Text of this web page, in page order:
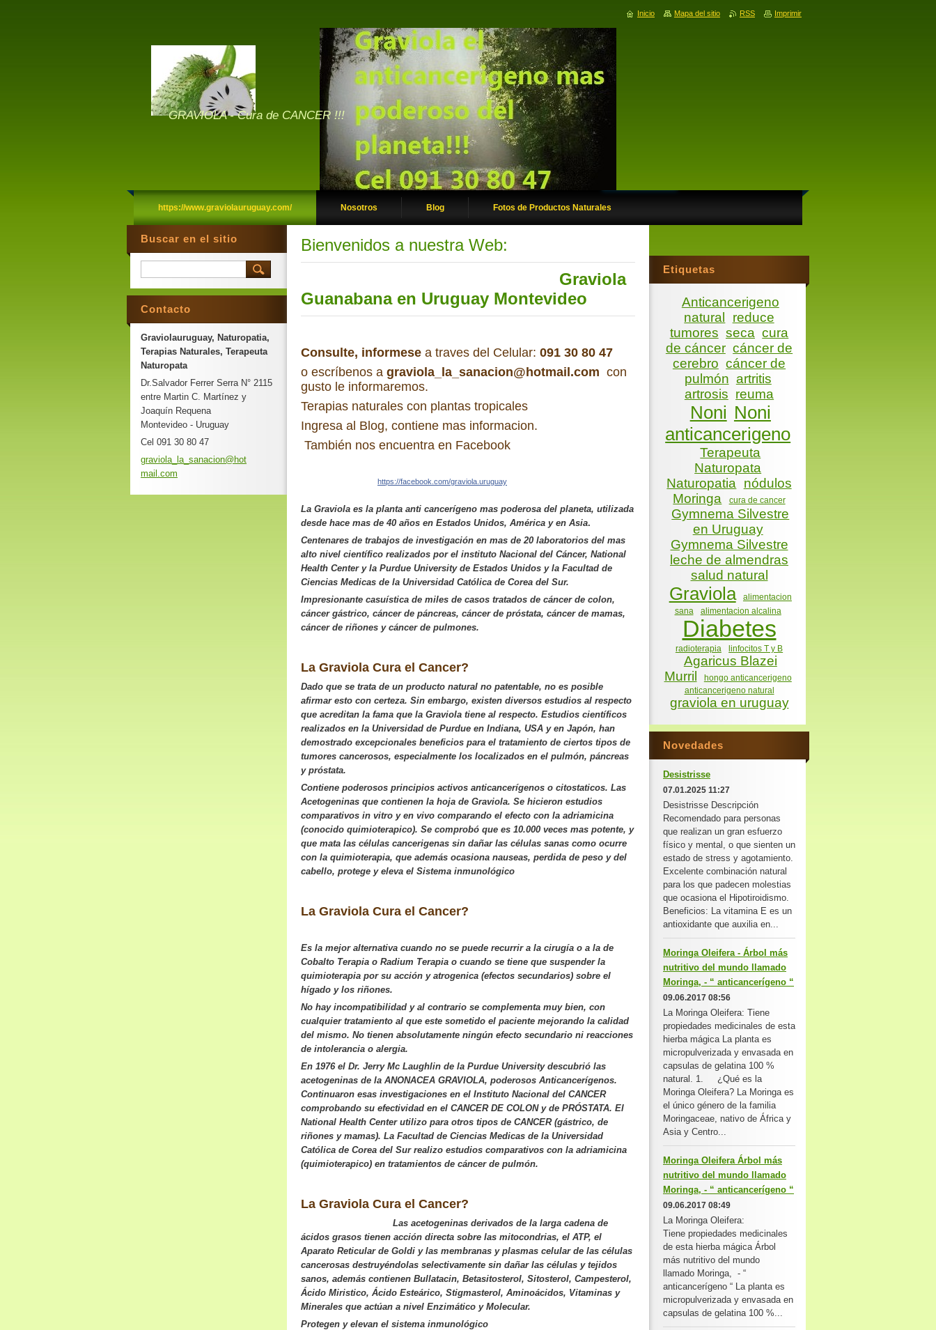
GRAVIOLA - Cura de CANCER !!!
https://www.graviolauruguay.com/ Nosotros Blog Fotos de Productos Naturales
Bienvenidos a nuestra Web:
Graviola
Guanabana en Uruguay Montevideo
Consulte, informese a traves del Celular: 091 30 80 47
o escríbenos a graviola_la_sanacion@hotmail.com con
gusto le informaremos.
Terapias naturales con plantas tropicales
Ingresa al Blog, contiene mas informacion.
También nos encuentra en Facebook
https://facebook.com/graviola.uruguay
La Graviola es la planta anti cancerígeno mas poderosa del planeta, utilizada
desde hace mas de 40 años en Estados Unidos, América y en Asia.
Centenares de trabajos de investigación en mas de 20 laboratorios del mas
alto nivel científico realizados por el instituto Nacional del Cáncer, National
Health Center y la Purdue University de Estados Unidos y la Facultad de
Ciencias Medicas de la Universidad Católica de Corea del Sur.
Impresionante casuística de miles de casos tratados de cáncer de colon,
cáncer gástrico, cáncer de páncreas, cáncer de próstata, cáncer de mamas,
cáncer de riñones y cáncer de pulmones.
La Graviola Cura el Cancer?
Dado que se trata de un producto natural no patentable, no es posible
afirmar esto con certeza. Sin embargo, existen diversos estudios al respecto
que acreditan la fama que la Graviola tiene al respecto. Estudios científicos
realizados en la Universidad de Purdue en Indiana, USA y en Japón, han
demostrado excepcionales beneficios para el tratamiento de ciertos tipos de
tumores cancerosos, especialmente los localizados en el pulmón, páncreas
y próstata.
Contiene poderosos principios activos anticancerígenos o citostaticos. Las
Acetogeninas que contienen la hoja de Graviola. Se hicieron estudios
comparativos in vitro y en vivo comparando el efecto con la adriamicina
(conocido quimioterapico). Se comprobó que es 10.000 veces mas potente, y
que mata las células cancerigenas sin dañar las células sanas como ocurre
con la quimioterapia, que además ocasiona nauseas, perdida de peso y del
cabello, protege y eleva el Sistema inmunológico
La Graviola Cura el Cancer?
Es la mejor alternativa cuando no se puede recurrir a la cirugía o a la de
Cobalto Terapia o Radium Terapia o cuando se tiene que suspender la
quimioterapia por su acción y atrogenica (efectos secundarios) sobre el
hígado y los riñones.
No hay incompatibilidad y al contrario se complementa muy bien, con
cualquier tratamiento al que este sometido el paciente mejorando la calidad
del mismo. No tienen absolutamente ningún efecto secundario ni reacciones
de intolerancia o alergia.
En 1976 el Dr. Jerry Mc Laughlin de la Purdue University descubrió las
acetogeninas de la ANONACEA GRAVIOLA, poderosos Anticancerígenos.
Continuaron esas investigaciones en el Instituto Nacional del CANCER
comprobando su efectividad en el CANCER DE COLON y de PRÓSTATA. El
National Health Center utilizo para otros tipos de CANCER (gástrico, de
riñones y mamas). La Facultad de Ciencias Medicas de la Universidad
Católica de Corea del Sur realizo estudios comparativos con la adriamicina
(quimioterapico) en tratamientos de cáncer de pulmón.
La Graviola Cura el Cancer?
Las acetogeninas derivados de la larga cadena de
ácidos grasos tienen acción directa sobre las mitocondrias, el ATP, el
Aparato Reticular de Goldi y las membranas y plasmas celular de las células
cancerosas destruyéndolas selectivamente sin dañar las células y tejidos
sanos, además contienen Bullatacin, Betasitosterol, Sitosterol, Campesterol,
Ácido Miristico, Ácido Esteárico, Stigmasterol, Aminoácidos, Vitaminas y
Minerales que actúan a nivel Enzimático y Molecular.
Protegen y elevan el sistema inmunológico
Buscar en el sitio
Contacto
Graviolauruguay, Naturopatia,
Terapias Naturales, Terapeuta
Naturopata
Dr.Salvador Ferrer Serra N° 2115
entre Martin C. Martínez y
Joaquín Requena
Montevideo - Uruguay
Cel 091 30 80 47
graviola_la_sanacion@hot
mail.com
Etiquetas
Anticancerigeno
natural
reduce
tumores seca cura
de cáncer cáncer de
cerebro cáncer de
pulmón artritis
artrosis reuma
Noni Noni
anticancerigeno
Terapeuta
Naturopata
Naturopatia
nódulos
Moringa
cura de cancer
Gymnema Silvestre
en Uruguay
Gymnema Silvestre
leche de almendras
salud natural
Graviola
alimentacion
sana
alimentacion alcalina
Diabetes
radioterapia linfocitos T y B
Agaricus Blazei
Murril
hongo anticancerigeno
anticancerigeno natural
graviola en uruguay
Novedades
Desistrisse
07.01.2025 11:27
Desistrisse Descripción
Recomendado para personas
que realizan un gran esfuerzo
físico y mental, o que sienten un
estado de stress y agotamiento.
Excelente combinación natural
para los que padecen molestias
que ocasiona el Hipotiroidismo.
Beneficios: La vitamina E es un
antioxidante que auxilia en...
Moringa Oleifera - Árbol más
nutritivo del mundo llamado
Moringa, - “ anticancerígeno “
09.06.2017 08:56
La Moringa Oleifera: Tiene
propiedades medicinales de esta
hierba mágica La planta es
micropulverizada y envasada en
capsulas de gelatina 100 %
natural. 1. ¿Qué es la
Moringa Oleifera? La Moringa es
el único género de la familia
Moringaceae, nativo de África y
Asia y Centro...
Moringa Oleifera Árbol más
nutritivo del mundo llamado
Moringa, - “ anticancerígeno “
09.06.2017 08:49
La Moringa Oleifera:
Tiene propiedades medicinales
de esta hierba mágica Árbol
más nutritivo del mundo
llamado Moringa, - “
anticancerígeno “ La planta es
micropulverizada y envasada en
capsulas de gelatina 100 %...
Inicio Mapa del sitio RSS Imprimir